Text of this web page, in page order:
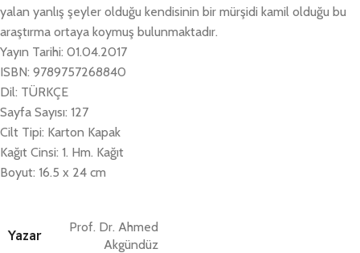
yalan yanlış şeyler olduğu kendisinin bir mürşidi kamil olduğu bu
araştırma ortaya koymuş bulunmaktadır.
Yayın Tarihi: 01.04.2017
ISBN: 9789757268840
Dil: TÜRKÇE
Sayfa Sayısı: 127
Cilt Tipi: Karton Kapak
Kağıt Cinsi: 1. Hm. Kağıt
Boyut: 16.5 x 24 cm
Yazar
Prof. Dr. Ahmed
Akgündüz